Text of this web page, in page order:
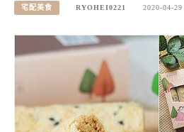
宅配美食 RYOHEI0221 2020-04-29